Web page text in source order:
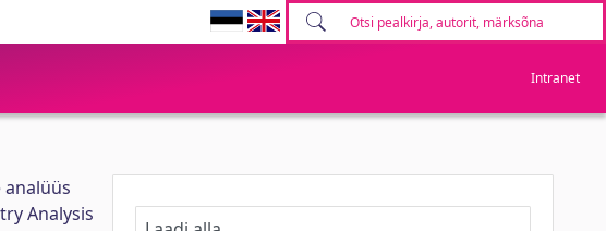
Intranet
Analysis